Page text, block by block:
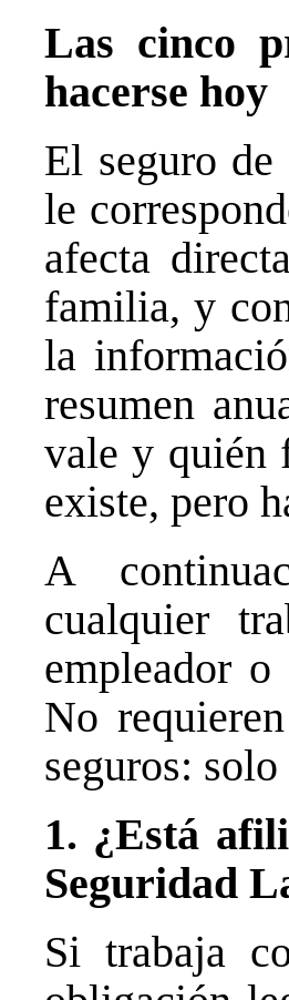
Las cinco
hacerse hoy
El seguro
le
afecta
familia, y
la
resumen
vale y quién
existe, pero
A
cualquier
empleador o
No
seguros:
1. ¿Está
Seguridad
Si trabaja